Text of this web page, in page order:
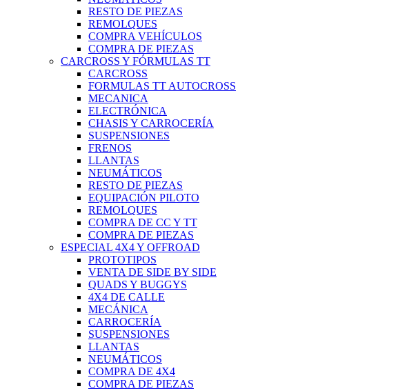
RESTO DE PIEZAS
REMOLQUES
COMPRA VEHÍCULOS
COMPRA DE PIEZAS
CARCROSS Y FÓRMULAS TT
CARCROSS
FORMULAS TT AUTOCROSS
MECANICA
ELECTRÓNICA
CHASIS Y CARROCERÍA
SUSPENSIONES
FRENOS
LLANTAS
NEUMÁTICOS
RESTO DE PIEZAS
EQUIPACIÓN PILOTO
REMOLQUES
COMPRA DE CC Y TT
COMPRA DE PIEZAS
ESPECIAL 4X4 Y OFFROAD
PROTOTIPOS
VENTA DE SIDE BY SIDE
QUADS Y BUGGYS
4X4 DE CALLE
MECÁNICA
CARROCERÍA
SUSPENSIONES
LLANTAS
NEUMÁTICOS
COMPRA DE 4X4
COMPRA DE PIEZAS